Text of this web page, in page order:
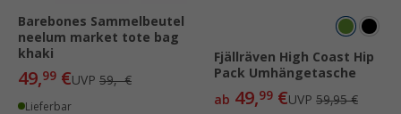
Barebones Sammelbeutel
neelum market tote bag
khaki
49,99 €UVP 59,- €
Lieferbar
Fjällräven High Coast Hip
Pack Umhängetasche
ab 49,99 €UVP 59,95 €